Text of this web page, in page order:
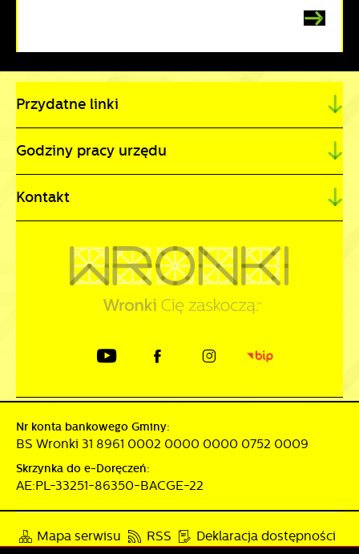
Przydatne linki
Godziny pracy urzędu
Kontakt
Nr konta bankowego Gminy:
BS Wronki 31 8961 0002 0000 0000 0752 0009
Skrzynka do e-Doręczeń:
AE:PL-33251-86350-BACGE-22
Mapa serwisu RSS
Deklaracja dostępności